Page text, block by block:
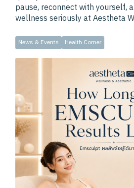
pause, reconnect with yourself,
wellness seriously at Aestheta
News & Events Health Corner